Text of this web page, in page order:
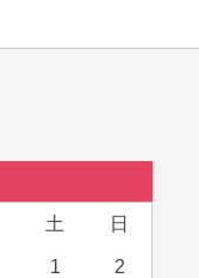
土 日
1 2